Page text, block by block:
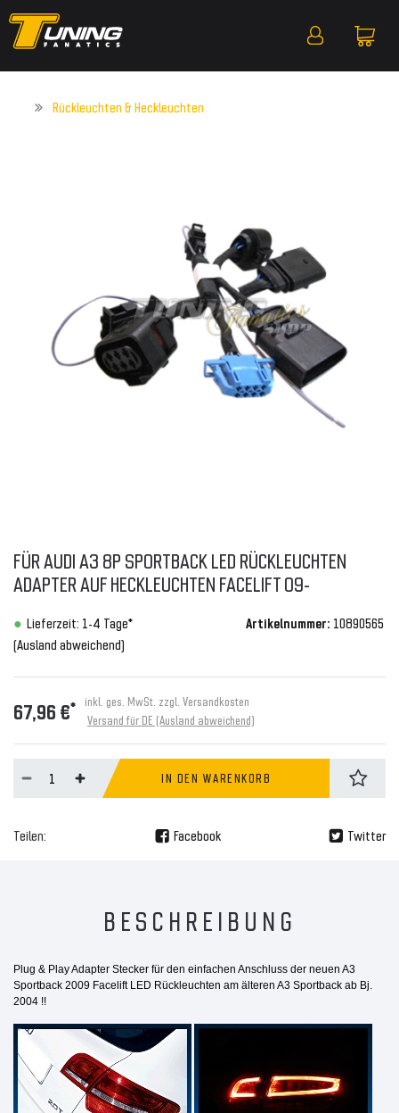
Rückleuchten & Heckleuchten
FÜR AUDI A3 8P SPORTBACK LED RÜCKLEUCHTEN
ADAPTER AUF HECKLEUCHTEN FACELIFT 09-
Lieferzeit: 1-4 Tage*
(Ausland abweichend)
Artikelnummer: 10890565
67,96 €* inkl. ges. MwSt. zzgl. Versandkosten
Versand für DE (Ausland abweichend)
IN DEN WARENKORB
Teilen: Facebook Twitter
BESCHREIBUNG
Plug & Play Adapter Stecker für den einfachen Anschluss der neuen A3
Sportback 2009 Facelift LED Rückleuchten am älteren A3 Sportback ab Bj.
2004 !!